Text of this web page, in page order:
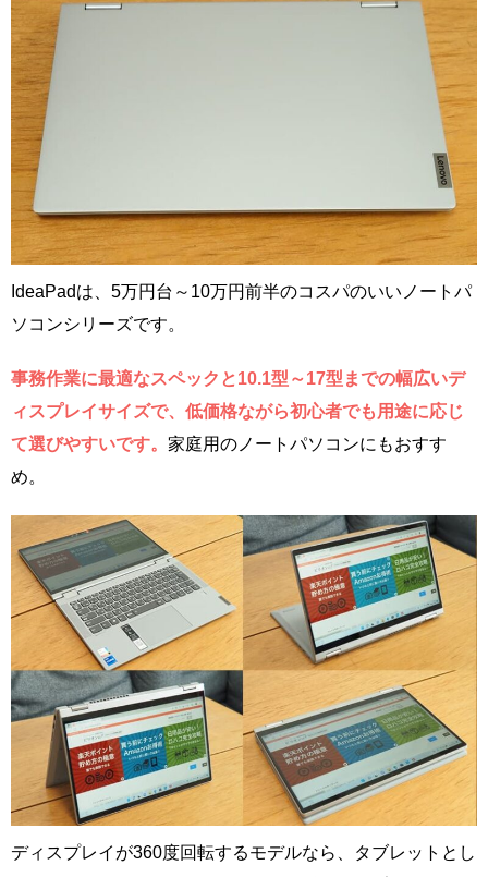
IdeaPadは、5万円台～10万円前半のコスパのいいノートパ
ソコンシリーズです。
事務作業に最適なスペックと10.1型～17型までの幅広いデ
ィスプレイサイズで、低価格ながら初心者でも用途に応じ
て選びやすいです。 家庭用のノートパソコンにもおすす
め。
ディスプレイが360度回転するモデルなら、タブレットとし